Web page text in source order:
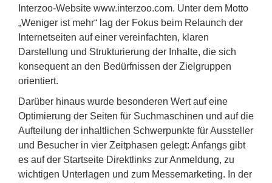
Interzoo-Website www.interzoo.com. Unter dem Motto
„Weniger ist mehr“ lag der Fokus beim Relaunch der
Internetseiten auf einer vereinfachten, klaren
Darstellung und Strukturierung der Inhalte, die sich
konsequent an den Bedürfnissen der Zielgruppen
orientiert.
Darüber hinaus wurde besonderen Wert auf eine
Optimierung der Seiten für Suchmaschinen und auf die
Aufteilung der inhaltlichen Schwerpunkte für Aussteller
und Besucher in vier Zeitphasen gelegt: Anfangs gibt
es auf der Startseite Direktlinks zur Anmeldung, zu
wichtigen Unterlagen und zum Messemarketing. In der